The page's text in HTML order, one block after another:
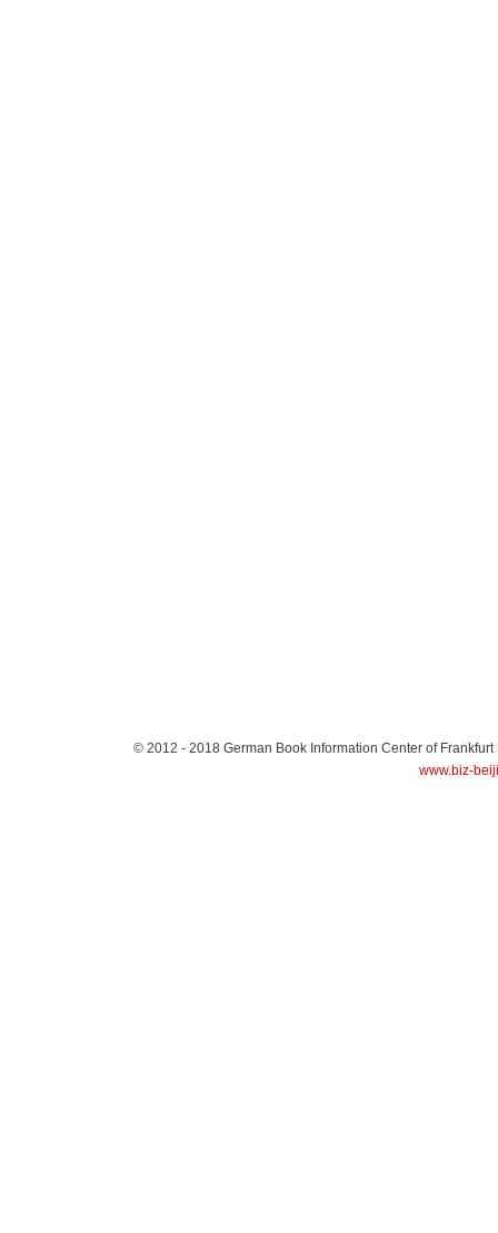
© 2012 - 2018 German Book Information Center of Frankfurt
www.biz-